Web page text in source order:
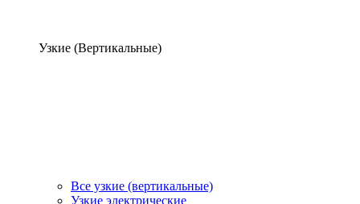
Узкие (Вертикальные)
Все узкие (вертикальные)
Узкие электрические